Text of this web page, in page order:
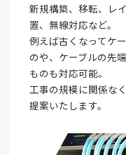
新規構築、移転、レ
置、無線対応など。
例えば古くなってケ
のや、ケーブルの先
ものも対応可能。
工事の規模に関係な
提案いたします。